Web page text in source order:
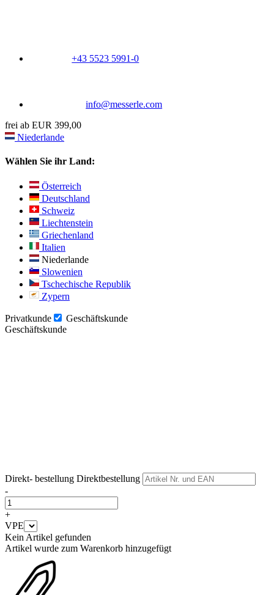
+43 5523 5991-0
info@messerle.com
frei ab EUR 399,00
Niederlande
Wählen Sie ihr Land:
Österreich
Deutschland
Schweiz
Liechtenstein
Griechenland
Italien
Niederlande
Slowenien
Tschechische Republik
Zypern
Privatkunde
Geschäftskunde
Geschäftskunde
Direkt- bestellung Direktbestellung
-
+
VPE
Kein Artikel gefunden
Artikel wurde zum Warenkorb hinzugefügt